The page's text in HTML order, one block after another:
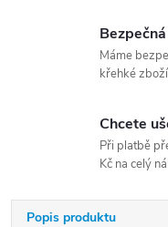
Máme
křehké
Chcete
Při platbě
Kč na celý
Popis produktu